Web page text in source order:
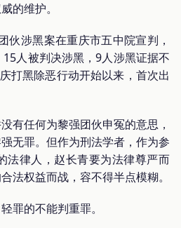
的维护。
伙涉黑案在重庆市五中院宣判，
人被判决涉黑，9人涉黑证据不
打黑除恶行动开始以来，首次出
有任何为黎强团伙申冤的意思，
无罪。但作为刑法学者，作为参
法律人，赵长青要为法律尊严而
法权益而战，容不得半点模糊。
罪的不能判重罪。